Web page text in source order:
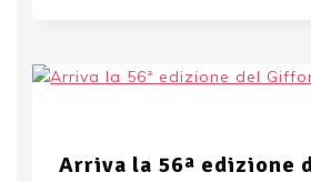
Arriva la 56ª edizione